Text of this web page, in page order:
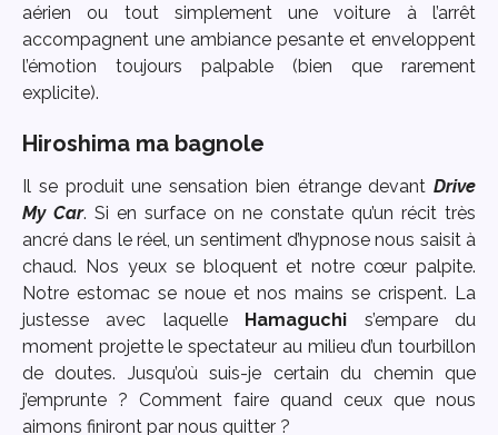
aérien ou tout simplement une voiture à l’arrêt
accompagnent une ambiance pesante et enveloppent
l’émotion toujours palpable (bien que rarement
explicite).
Hiroshima ma bagnole
Il se produit une sensation bien étrange devant Drive
My Car. Si en surface on ne constate qu’un récit très
ancré dans le réel, un sentiment d’hypnose nous saisit à
chaud. Nos yeux se bloquent et notre cœur palpite.
Notre estomac se noue et nos mains se crispent. La
justesse avec laquelle Hamaguchi s’empare du
moment projette le spectateur au milieu d’un tourbillon
de doutes. Jusqu’où suis-je certain du chemin que
j’emprunte ? Comment faire quand ceux que nous
aimons finiront par nous quitter ?